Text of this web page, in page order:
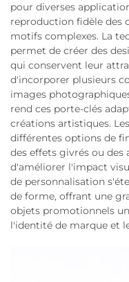
pour diverses
reproduction fidèle des
motifs complexes. La
permet de créer des
qui conservent leur
d'incorporer plusieurs
images
rend ces porte-clés
créations artistiques.
différentes options de
des effets givrés ou
d'améliorer l'impact
de personnalisation
de forme, offrant une
objets promotionnels
l'identité de marque et